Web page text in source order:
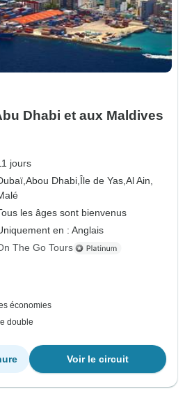
Dhabi et aux Maldives
jours
Abou Dhabi, Île de Yas,Al Ain,
les âges sont bienvenus
en : Anglais
The Go Tours
économies
double
Voir le circuit